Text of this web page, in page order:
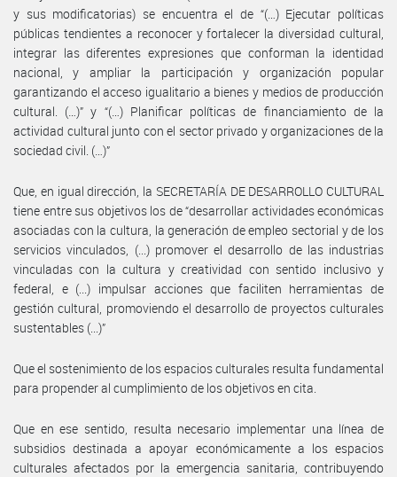
y sus modificatorias) se encuentra el de “(…) Ejecutar políticas
públicas tendientes a reconocer y fortalecer la diversidad cultural,
integrar las diferentes expresiones que conforman la identidad
nacional, y ampliar la participación y organización popular
garantizando el acceso igualitario a bienes y medios de producción
cultural. (…)” y “(…) Planificar políticas de financiamiento de la
actividad cultural junto con el sector privado y organizaciones de la
sociedad civil. (…)”
Que, en igual dirección, la SECRETARÍA DE DESARROLLO CULTURAL
tiene entre sus objetivos los de “desarrollar actividades económicas
asociadas con la cultura, la generación de empleo sectorial y de los
servicios vinculados, (...) promover el desarrollo de las industrias
vinculadas con la cultura y creatividad con sentido inclusivo y
federal, e (...) impulsar acciones que faciliten herramientas de
gestión cultural, promoviendo el desarrollo de proyectos culturales
sustentables (...)”
Que el sostenimiento de los espacios culturales resulta fundamental
para propender al cumplimiento de los objetivos en cita.
Que en ese sentido, resulta necesario implementar una línea de
subsidios destinada a apoyar económicamente a los espacios
culturales afectados por la emergencia sanitaria, contribuyendo